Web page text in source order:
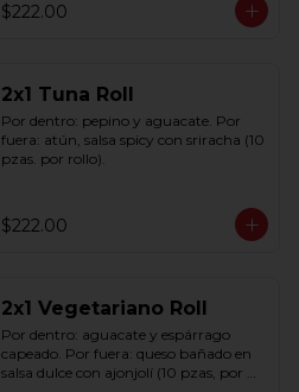
$222.00
2x1 Tuna Roll
Por dentro: pepino y aguacate. Por
fuera: atún, salsa spicy con sriracha (10
pzas. por rollo).
$222.00
2x1 Vegetariano Roll
Por dentro: aguacate y espárrago
capeado. Por fuera: queso bañado en
salsa dulce con ajonjolí (10 pzas, por